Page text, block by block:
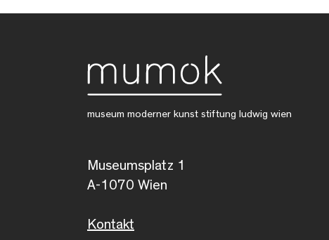
museum moderner kunst stiftung ludwig wien
Museumsplatz 1
A-1070 Wien
Kontakt